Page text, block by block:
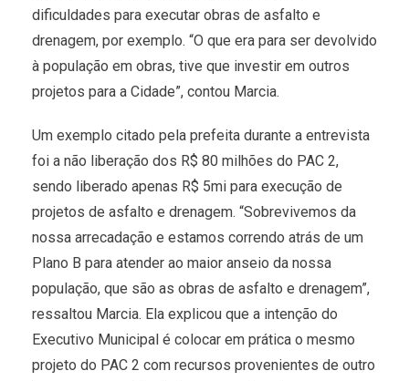
dificuldades para executar obras de asfalto e
drenagem, por exemplo. “O que era para ser devolvido
à população em obras, tive que investir em outros
projetos para a Cidade”, contou Marcia.
Um exemplo citado pela prefeita durante a entrevista
foi a não liberação dos R$ 80 milhões do PAC 2,
sendo liberado apenas R$ 5mi para execução de
projetos de asfalto e drenagem. “Sobrevivemos da
nossa arrecadação e estamos correndo atrás de um
Plano B para atender ao maior anseio da nossa
população, que são as obras de asfalto e drenagem”,
ressaltou Marcia. Ela explicou que a intenção do
Executivo Municipal é colocar em prática o mesmo
projeto do PAC 2 com recursos provenientes de outro